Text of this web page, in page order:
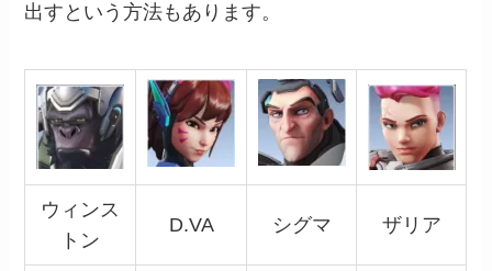
出すという方法もあります。
ウィンス
トン
D.VA シグマ ザリア